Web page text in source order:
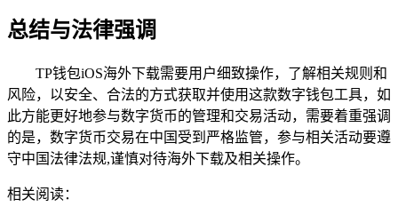
总结与法律强调
TP钱包iOS海外下载需要用户细致操作，了解相关规则和
风险，以安全、合法的方式获取并使用这款数字钱包工具，如
此方能更好地参与数字货币的管理和交易活动，需要着重强调
的是，数字货币交易在中国受到严格监管，参与相关活动要遵
守中国法律法规,谨慎对待海外下载及相关操作。
相关阅读：